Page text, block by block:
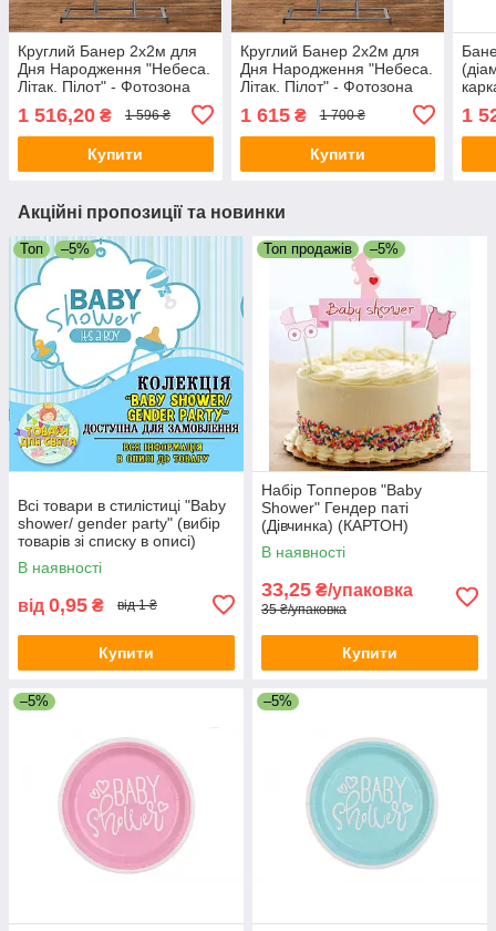
Круглий Банер 2х2м для
Дня Народження "Небеса.
Літак. Пілот" - Фотозона
окремо) - Український
1 516,20 ₴ 1 596 ₴
Купити
Круглий Банер 2х2м для
Дня Народження "Небеса.
Літак. Пілот" - Фотозона
окремо) - Індивідуальний
напис
1 615₴ 1 700 ₴
Купити
1
Акційні пропозиції та новинки
Топ –5%
Всі товари в стилістиці "Baby
shower/ gender party" (вибір
товарів зі списку в описі)
В наявності
від 0,95 ₴ від 1 ₴
Купити
Топ продажів –5%
Набір Топперов "Baby
Shower" Гендер паті
(Дівчинка) (КАРТОН)
В наявності
33,25 ₴/упаковка
35 ₴/упаковка
Купити
–5% –5%